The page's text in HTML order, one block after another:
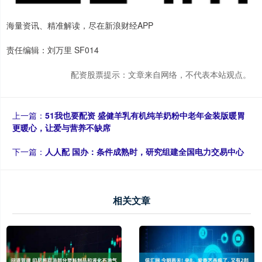
海量资讯、精准解读，尽在新浪财经APP
责任编辑：刘万里 SF014
配资股票提示：文章来自网络，不代表本站观点。
上一篇： 51我也要配资 盛健羊乳有机纯羊奶粉中老年金装版暖胃
更暖心，让爱与营养不缺席
下一篇： 人人配 国办：条件成熟时，研究组建全国电力交易中心
相关文章